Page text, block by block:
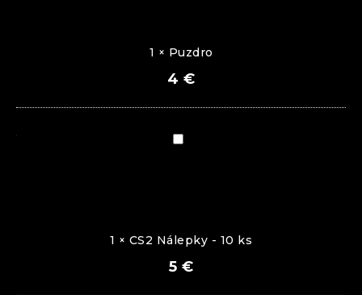
1 × Puzdro
4 €
CS2
1 × CS2 Nálepky - 10 ks
5 €